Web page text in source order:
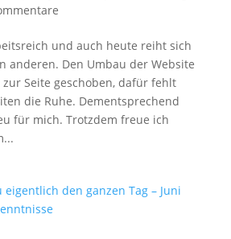
und auch heute reiht sich
anderen. Den Umbau der Website
Seite geschoben, dafür fehlt
die Ruhe. Dementsprechend
für mich. Trotzdem freue ich